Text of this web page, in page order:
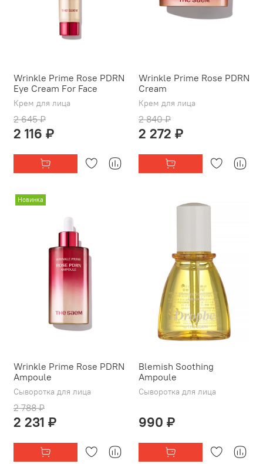
Wrinkle Prime Rose PDRN
Eye Cream For Face
Крем для лица
2 645 ₽
2 116 ₽
Wrinkle Prime Rose PDRN
Cream
Крем для лица
2 840 ₽
2 272 ₽
Новинка
Wrinkle Prime Rose PDRN
Ampoule
Сыворотка для лица
2 788 ₽
2 231 ₽
Blemish Soothing
Ampoule
Сыворотка для лица
990 ₽